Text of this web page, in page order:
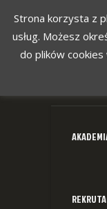
Strona korzysta z
usług. Możesz
do plików